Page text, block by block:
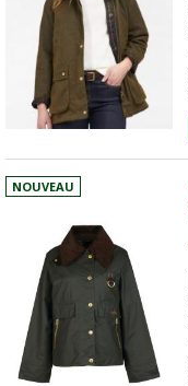
NOUVEAU